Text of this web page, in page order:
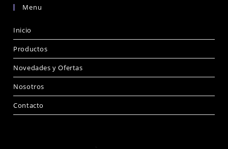
Menu
Inicio
Productos
Novedades y Ofertas
Nosotros
Contacto